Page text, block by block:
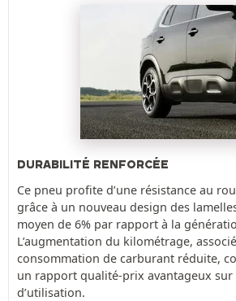
DURABILITÉ RENFORCÉE
Ce pneu profite d’une résistance au
grâce à un nouveau design des
moyen de 6% par rapport à la
L’augmentation du kilométrage,
consommation de carburant réduite,
un rapport qualité-prix avantageux sur
d’utilisation.